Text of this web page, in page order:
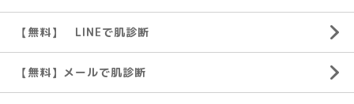
【無料】 LINEで肌診断
【無料】メールで肌診断